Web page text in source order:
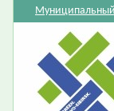
Муниципальный